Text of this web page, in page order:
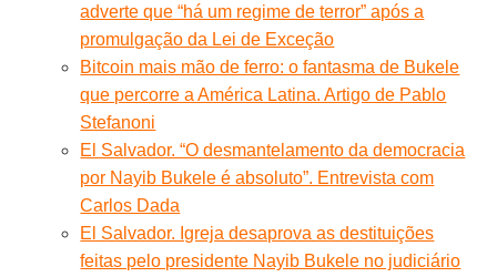
adverte que “há um regime de terror” após a
promulgação da Lei de Exceção
Bitcoin mais mão de ferro: o fantasma de Bukele
que percorre a América Latina. Artigo de Pablo
Stefanoni
El Salvador. “O desmantelamento da democracia
por Nayib Bukele é absoluto”. Entrevista com
Carlos Dada
El Salvador. Igreja desaprova as destituições
feitas pelo presidente Nayib Bukele no judiciário